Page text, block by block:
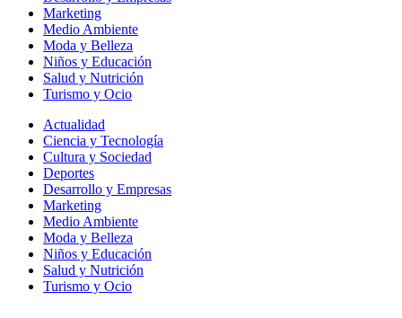
Marketing
Medio Ambiente
Moda y Belleza
Niños y Educación
Salud y Nutrición
Turismo y Ocio
Actualidad
Ciencia y Tecnología
Cultura y Sociedad
Deportes
Desarrollo y Empresas
Marketing
Medio Ambiente
Moda y Belleza
Niños y Educación
Salud y Nutrición
Turismo y Ocio